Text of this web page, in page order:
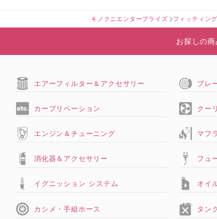
キノクニエンタープライズ フィッティン
お探しの
エアーフィルター＆アクセサリー ブレ
カープリペーション クー
エンジン＆チューニング マフ
消化器＆アクセサリー フュ
イグニッション システム オイ
カシメ・手組ホース タン